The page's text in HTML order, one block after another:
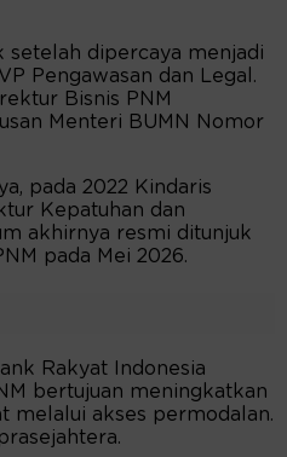
setelah dipercaya menjadi
Pengawasan dan Legal.
Bisnis PNM
Menteri BUMN Nomor
pada 2022 Kindaris
Kepatuhan dan
akhirnya resmi ditunjuk
pada Mei 2026.
Rakyat Indonesia
bertujuan meningkatkan
melalui akses permodalan.